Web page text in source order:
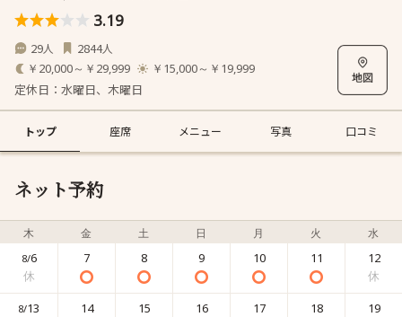
3.19
29人 2844人
￥20,000～￥29,999 ￥15,000～￥19,999
定休日：水曜日、木曜日
トップ 座席 メニュー 写真 口コミ
ネット予約
木 金 土 日 月 火 水
8/6 7 8 9 10 11 12
8/13 14 15 16 17 18 19